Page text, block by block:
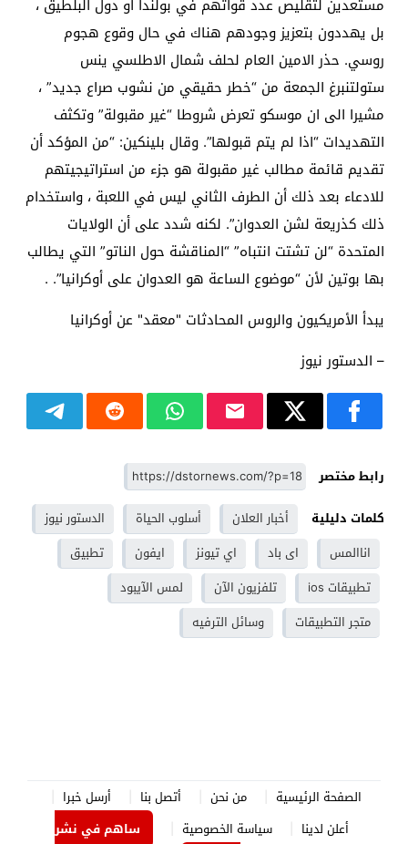
مستعدين لتقليص عدد قواتهم في بولندا أو دول البلطيق ،
بل يهددون بتعزيز وجودهم هناك في حال وقوع هجوم
روسي. حذر الامين العام لحلف شمال الاطلسي ينس
ستولتنبرغ الجمعة من “خطر حقيقي من نشوب صراع جديد” ،
مشيرا الى ان موسكو تعرض شروطا “غير مقبولة” وتكثف
التهديدات “اذا لم يتم قبولها”. وقال بلينكين: “من المؤكد أن
تقديم قائمة مطالب غير مقبولة هو جزء من استراتيجيتهم
للادعاء بعد ذلك أن الطرف الثاني ليس في اللعبة ، واستخدام
ذلك كذريعة لشن العدوان”. لكنه شدد على أن الولايات
المتحدة “لن تشتت انتباه” “المناقشة حول الناتو” التي يطالب
بها بوتين لأن “موضوع الساعة هو العدوان على أوكرانيا”. .
يبدأ الأمريكيون والروس المحادثات "معقد" عن أوكرانيا
– الدستور نيوز
رابط مختصر
كلمات دليلية
أخبار العلان أسلوب الحياة
الدستور نيوز
اناالمس
اى باد اي تيونز ايفون
تطبيق
تطبيقات ios
تلفزيون الآن
لمس الآيبود
متجر التطبيقات
وسائل الترفيه
الصفحة الرئيسية من نحن أتصل بنا
أرسل خبرا
أعلن لدينا
سياسة الخصوصية ساهم في نشر